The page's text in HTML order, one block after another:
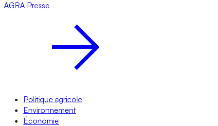
AGRA Presse
Politique agricole
Environnement
Économie